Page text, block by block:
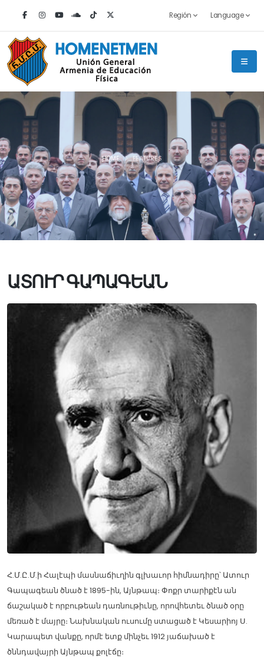
Región Language
HOME FEATURES
ԱՏՈՒՐ ԳԱՊԱԳԵԱՆ
Հ.Մ.Ը.Մ.ի Հալէպի մասնաճիւղին գլխաւոր հիմնադիրը՝ Ատուր
Գապագեան ծնած է 1895-ին, Այնթապ։ Փոքր տարիքէն ան
ճաշակած է որբութեան դառնութիւնը, որովհետեւ ծնած օրը
մեռած է մայրը։ Նախնական ուսումը ստացած է Կեսարիոյ Ս.
Կարապետ վանքը, որմէ ետք մինչեւ 1912 յաճախած է
ծննդավայրի Այնթապ քոլէճը։